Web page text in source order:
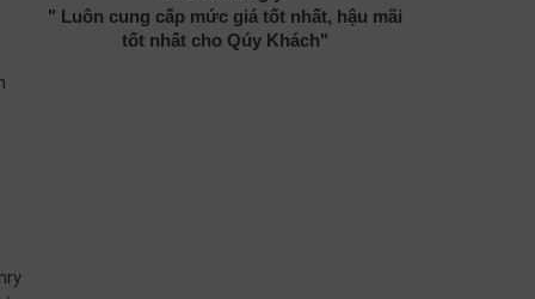
" Luôn cung cấp mức giá tốt nhất, hậu mãi
tốt nhất cho Qúy Khách"